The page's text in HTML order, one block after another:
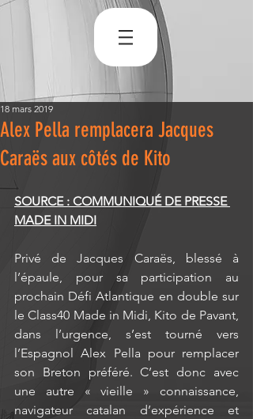
Alex Pella remplacera Jacques
Caraës aux côtés de Kito
18 mars 2019
SOURCE : COMMUNIQUÉ DE PRESSE
MADE IN MIDI
Privé de Jacques Caraës, blessé à
l’épaule, pour sa participation au
prochain Défi Atlantique en double sur
le Class40 Made in Midi, Kito de Pavant,
dans l’urgence, s’est tourné vers
l’Espagnol Alex Pella pour remplacer
son Breton préféré. C’est donc avec
une autre « vieille » connaissance,
navigateur catalan d’expérience et